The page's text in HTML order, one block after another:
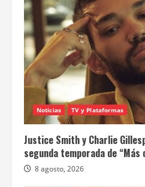
Noticias TV y Plataformas
Justice Smith y Charlie
segunda temporada de “Más
8 agosto, 2026